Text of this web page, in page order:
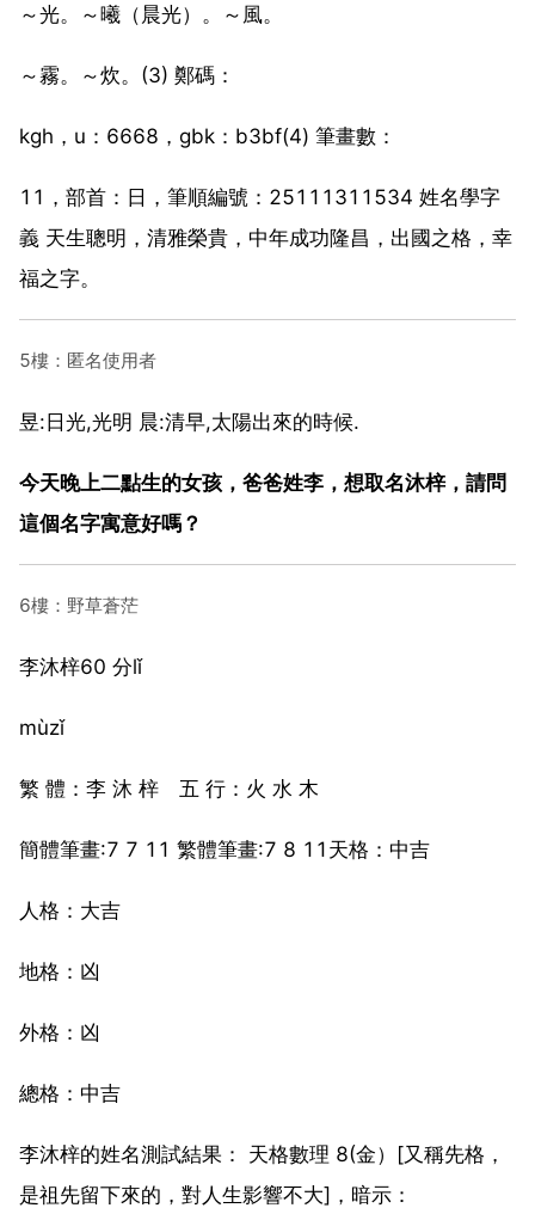
～光。～曦（晨光）。～風。
～霧。～炊。(3) 鄭碼：
kgh，u：6668，gbk：b3bf(4) 筆畫數：
11，部首：日，筆順編號：25111311534 姓名學字
義 天生聰明，清雅榮貴，中年成功隆昌，出國之格，幸
福之字。
5樓：匿名使用者
昱:日光,光明 晨:清早,太陽出來的時候.
今天晚上二點生的女孩，爸爸姓李，想取名沐梓，請問
這個名字寓意好嗎？
6樓：野草蒼茫
李沐梓60 分lǐ
mùzǐ
繁 體：李 沐 梓 五 行：火 水 木
簡體筆畫:7 7 11 繁體筆畫:7 8 11天格：中吉
人格：大吉
地格：凶
外格：凶
總格：中吉
李沐梓的姓名測試結果： 天格數理 8(金）[又稱先格，
是祖先留下來的，對人生影響不大]，暗示：